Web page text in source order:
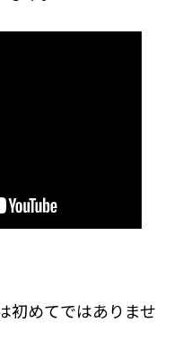
初めてではありませ